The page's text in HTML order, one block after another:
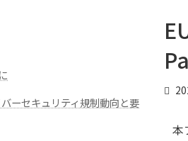
本
ーセキュリティ規制動向と要